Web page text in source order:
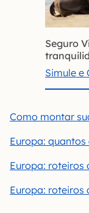
Seguro
Simule e
Como montar
Europa:
Europa: roteiros
Europa: roteiros